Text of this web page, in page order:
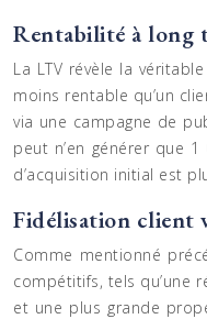
Rentabilité à long
La LTV révèle la
moins rentable qu’un
via une campagne de
peut n’en générer que
d’acquisition initial est
Fidélisation client
Comme mentionné
compétitifs, tels qu’une
et une plus grande